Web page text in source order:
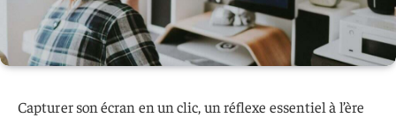
Capturer son écran en un clic, un réflexe essentiel à l’ère